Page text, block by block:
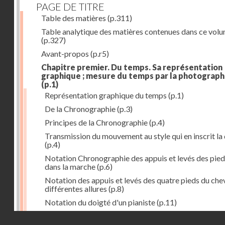
PAGE DE TITRE
Table des matières (p.311)
Table analytique des matières contenues dans ce
(p.327)
Avant-propos (p.r5)
Chapitre premier. Du temps. Sa représentation
graphique ; mesure du temps par la
(p.1)
Représentation graphique du temps (p.1)
De la Chronographie(p.3)
Principes de la Chronographie(p.4)
Transmission du mouvement au style qui en inscrit la
(p.4)
Notation Chronographie des appuis et levés des
dans la marche(p.6)
Notation des appuis et levés des quatre pieds du
différentes allures (p.8)
Notation du doigté d'un pianiste(p.11)